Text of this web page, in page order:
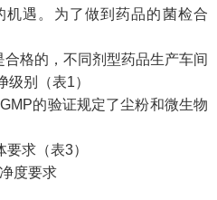
遇。为了做到药品的菌检合
格的，不同剂型药品生产车间
别（表1）
的验证规定了尘粉和微生物
求（表3）
度要求